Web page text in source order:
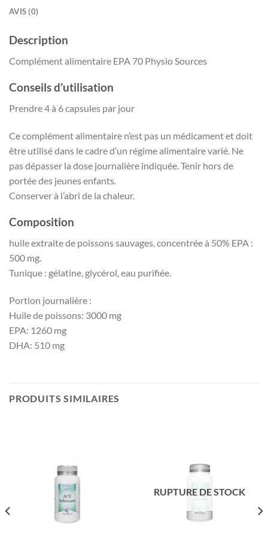
AVIS (0)
Description
Complément alimentaire EPA 70 Physio Sources
Conseils d’utilisation
Prendre 4 à 6 capsules par jour
Ce complément alimentaire n’est pas un médicament et doit
être utilisé dans le cadre d’un régime alimentaire varié. Ne
pas dépasser la dose journalière indiquée. Tenir hors de
portée des jeunes enfants.
Conserver à l’abri de la chaleur.
Composition
huile extraite de poissons sauvages, concentrée à 50% EPA :
500 mg.
Tunique : gélatine, glycérol, eau purifiée.
Portion journalière :
Huile de poissons: 3000 mg
EPA: 1260 mg
DHA: 510 mg
PRODUITS SIMILAIRES
RUPTURE DE STOCK